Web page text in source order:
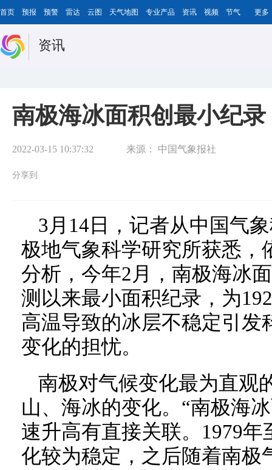
首页 预报 预警 雷达 云图 天气地图 专业产品 资讯 视频 节气 更多
资讯
南极海冰面积创最小纪录
2022-03-15 10:37:32 来源： 中国气象报社
分享到
3月14日，记者从中国气
极地气象科学研究所获悉，
分析，今年2月，南极海冰
测以来最小面积纪录，为
高温导致的冰层不稳定引发
变化的担忧。
南极对气候变化最为直观
山、海冰的变化。“南极海
速升高有直接关联。1979年
化较为稳定，之后随着南极